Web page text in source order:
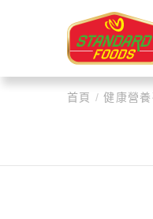
首頁 / 健康營